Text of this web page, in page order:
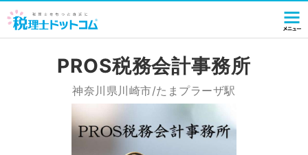
PROS税務会計事務所
神奈川県川崎市/たまプラーザ駅